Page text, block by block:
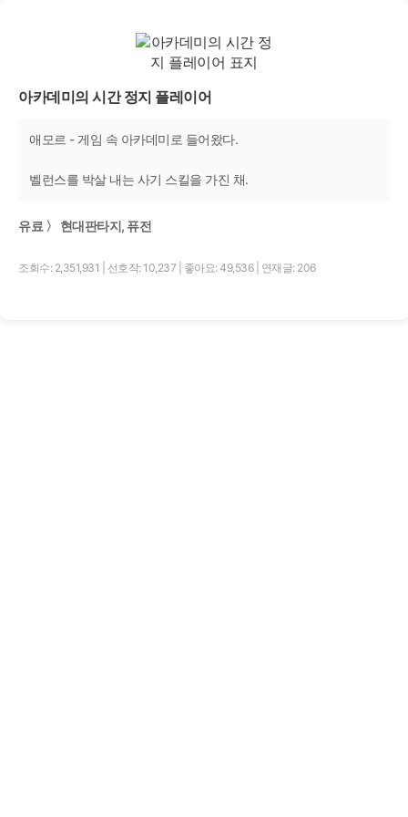
아카데미의 시간 정지 플레이어
애모르 - 게임 속 아카데미로 들어왔다.
벨런스를 박살 내는 사기 스킬을 가진 채.
유료 〉 현대판타지, 퓨전
조회수: 2,351,931 선호작: 10,237 좋아요: 49,536 연재글: 206